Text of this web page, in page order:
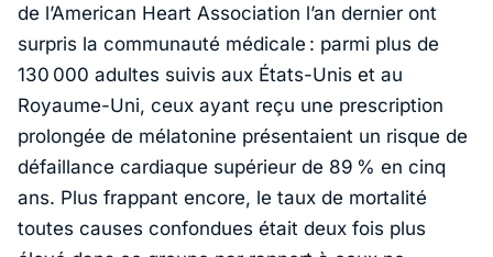
de l’American Heart Association l’an dernier ont
surpris la communauté médicale : parmi plus de
130 000 adultes suivis aux États-Unis et au
Royaume-Uni, ceux ayant reçu une prescription
prolongée de mélatonine présentaient un risque de
défaillance cardiaque supérieur de 89 % en cinq
ans. Plus frappant encore, le taux de mortalité
toutes causes confondues était deux fois plus